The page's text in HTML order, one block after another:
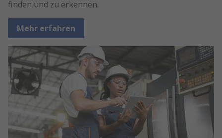
finden und zu erkennen.
Mehr erfahren